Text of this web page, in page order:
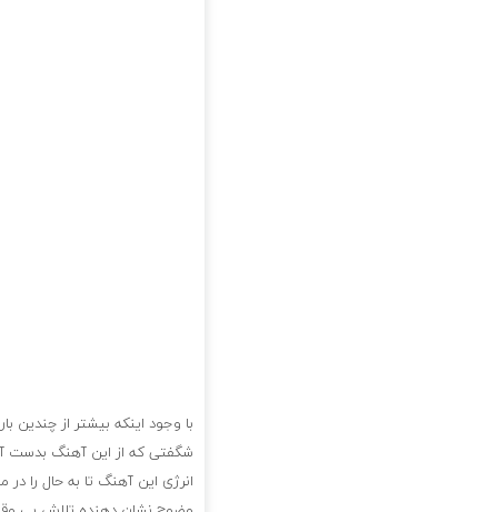
با وجود اینکه بیشتر از
شگفتی که از این آهنگ بدست
انرژی این آهنگ تا به حال را